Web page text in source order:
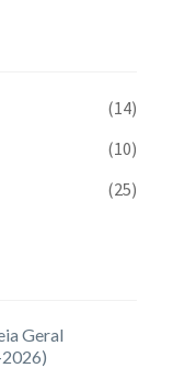
(14)
(10)
(25)
Geral